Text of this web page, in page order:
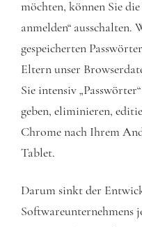
möchten, können Sie
anmelden“ ausschalten.
gespeicherten
Eltern unser
Sie intensiv
geben, eliminieren,
Chrome nach Ihrem
Tablet.
Darum sinkt der
Softwareunternehmens